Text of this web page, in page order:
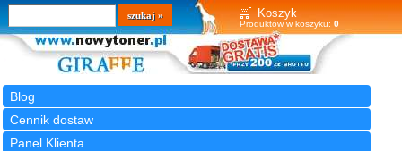
Koszyk
Produktów w koszyku: 0
Blog
Cennik dostaw
Panel Klienta
Wyszukiwarka
szukaj